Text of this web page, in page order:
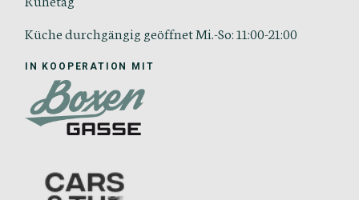
Küche durchgängig geöffnet Mi.-So: 11:00-21:00
IN KOOPERATION MIT